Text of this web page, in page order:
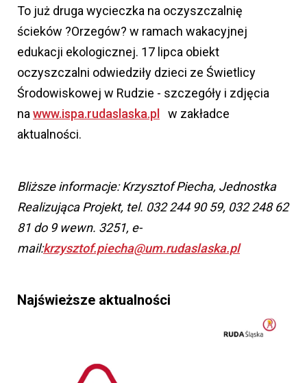
To już druga wycieczka na oczyszczalnię
ścieków ?Orzegów? w ramach wakacyjnej
edukacji ekologicznej. 17 lipca obiekt
oczyszczalni odwiedziły dzieci ze Świetlicy
Środowiskowej w Rudzie - szczegóły i zdjęcia
na www.ispa.rudaslaska.pl
w zakładce
aktualności.
Bliższe informacje: Krzysztof Piecha, Jednostka
Realizująca Projekt, tel. 032 244 90 59, 032 248 62
81 do 9 wewn. 3251, e-
mail:krzysztof.piecha@um.rudaslaska.pl
Najświeższe aktualności